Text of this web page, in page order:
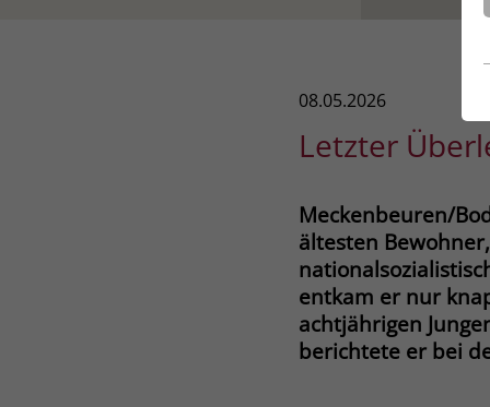
08.05.2026
Letzter
Meckenbeuren/
ältesten
entkam er nur
achtjährigen
berichtete er bei